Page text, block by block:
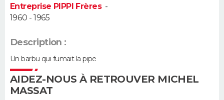
BONS PLANS
Carte de Noël
Carte Bonne année
Carte Saint-Valentin
Carte Pâques
Carte d'anniversaire
DICTIONNAIRE
Dictionnaire
Biographies
Citations
Expressions
Proverbes
PROGRAMME TV
Entreprise PIPPI Frères-
1960 - 1965
Description :
Un barbu qui fumait la pipe
AIDEZ-NOUS À RETROUVER MICHEL
MASSAT